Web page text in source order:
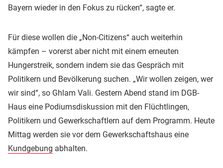
Bayern wieder in den Fokus zu rücken“, sagte er.
Für diese wollen die „Non-Citizens“ auch weiterhin
kämpfen – vorerst aber nicht mit einem erneuten
Hungerstreik, sondern indem sie das Gespräch mit
Politikern und Bevölkerung suchen. „Wir wollen zeigen, wer
wir sind“, so Ghlam Vali. Gestern Abend stand im DGB-
Haus eine Podiumsdiskussion mit den Flüchtlingen,
Politikern und Gewerkschaftlern auf dem Programm. Heute
Mittag werden sie vor dem Gewerkschaftshaus eine
Kundgebung abhalten.